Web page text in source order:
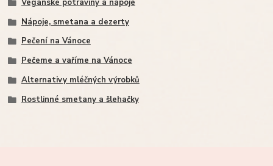
Veganské potraviny a nápoje
Nápoje, smetana a dezerty
Pečení na Vánoce
Pečeme a vaříme na Vánoce
Alternativy mléčných výrobků
Rostlinné smetany a šlehačky